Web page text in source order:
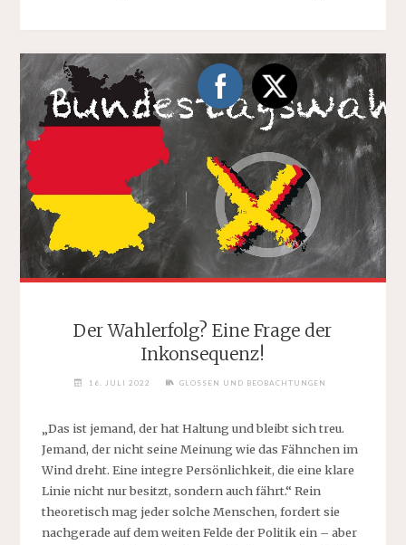
Der Wahlerfolg? Eine Frage der
Inkonsequenz!
16. JULI 2022 GLOSSEN UND BEOBACHTUNGEN
„Das ist jemand, der hat Haltung und bleibt sich treu.
Jemand, der nicht seine Meinung wie das Fähnchen im
Wind dreht. Eine integre Persönlichkeit, die eine klare
Linie nicht nur besitzt, sondern auch fährt.“ Rein
theoretisch mag jeder solche Menschen, fordert sie
nachgerade auf dem weiten Felde der Politik ein – aber